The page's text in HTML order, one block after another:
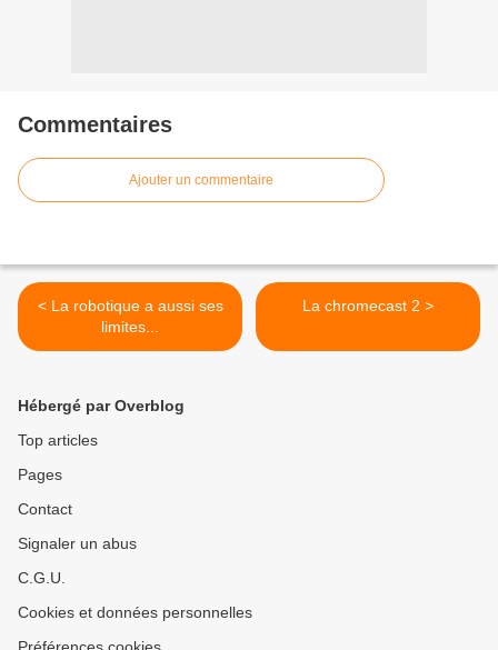
Commentaires
Ajouter un commentaire
< La robotique a aussi ses
limites...
La chromecast 2 >
Hébergé par Overblog
Top articles
Pages
Contact
Signaler un abus
C.G.U.
Cookies et données personnelles